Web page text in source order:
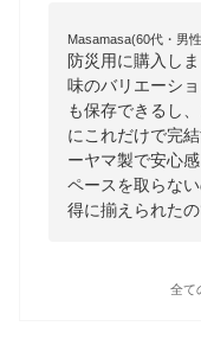
Masamasa(60代・男
防災用に購入し
味のバリエーシ
も保存できるし
にこれだけで完
ーヤマ製で安心
ペースを取らな
得に揃えられた
全て